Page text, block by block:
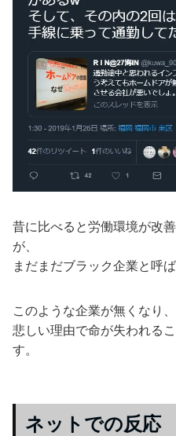
昔に比べると労働環境が改
が、
まだまだブラック企業と呼
このような企業が無くなり、
悲しい理由で命が失われる
す。
ネットでの反応